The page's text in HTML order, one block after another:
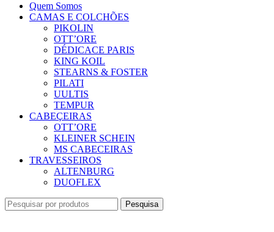
Quem Somos
CAMAS E COLCHÕES
PIKOLIN
OTT’ORE
DÉDICACE PARIS
KING KOIL
STEARNS & FOSTER
PILATI
UULTIS
TEMPUR
CABEÇEIRAS
OTT’ORE
KLEINER SCHEIN
MS CABECEIRAS
TRAVESSEIROS
ALTENBURG
DUOFLEX
Pesquisa